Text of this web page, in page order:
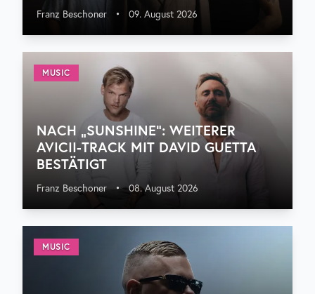
Franz Beschoner • 09. August 2026
MUSIC
NACH „SUNSHINE“: WEITERER
AVICII-TRACK MIT DAVID GUETTA
BESTÄTIGT
Franz Beschoner • 08. August 2026
MUSIC